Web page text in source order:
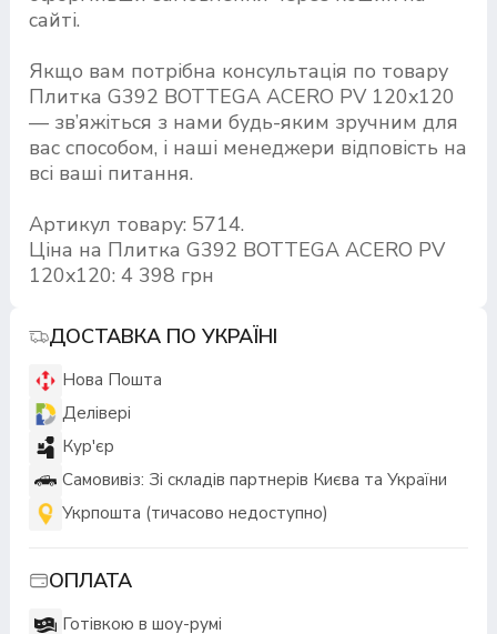
сайті.
Якщо вам потрібна консультація по товару
Плитка G392 BOTTEGA ACERO PV 120x120
— зв’яжіться з нами будь-яким зручним для
вас способом, і наші менеджери відповість на
всі ваші питання.
Артикул товару: 5714.
Ціна на Плитка G392 BOTTEGA ACERO PV
120x120: 4 398 грн
ДОСТАВКА ПО УКРАЇНІ
Нова Пошта
Делівері
Кур'єр
Самовивіз: Зі складів партнерів Києва та України
Укрпошта (тичасово недоступно)
ОПЛАТА
Готівкою в шоу-румі